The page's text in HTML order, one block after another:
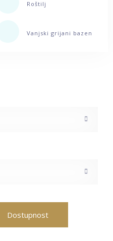
Roštilj
Vanjski grijani bazen